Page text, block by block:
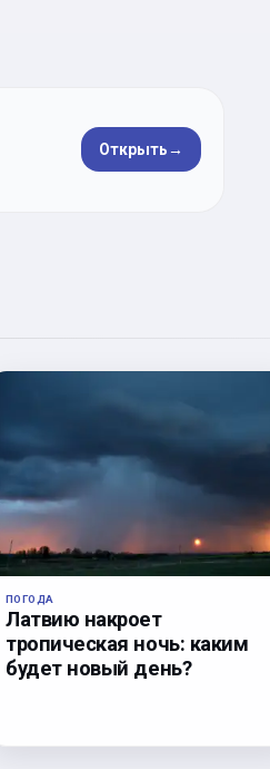
Открыть→
ПОГОДА
Латвию накроет
тропическая ночь: каким
будет новый день?